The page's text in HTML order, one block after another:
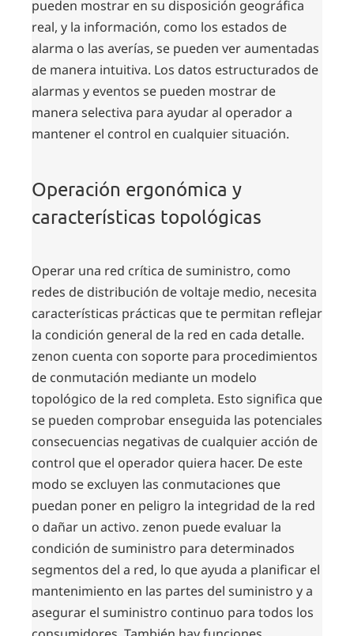
pueden mostrar en su disposición geográfica
real, y la información, como los estados de
alarma o las averías, se pueden ver aumentadas
de manera intuitiva. Los datos estructurados de
alarmas y eventos se pueden mostrar de
manera selectiva para ayudar al operador a
mantener el control en cualquier situación.
Operación ergonómica y
características topológicas
Operar una red crítica de suministro, como
redes de distribución de voltaje medio, necesita
características prácticas que te permitan reflejar
la condición general de la red en cada detalle.
zenon cuenta con soporte para procedimientos
de conmutación mediante un modelo
topológico de la red completa. Esto significa que
se pueden comprobar enseguida las potenciales
consecuencias negativas de cualquier acción de
control que el operador quiera hacer. De este
modo se excluyen las conmutaciones que
puedan poner en peligro la integridad de la red
o dañar un activo. zenon puede evaluar la
condición de suministro para determinados
segmentos del a red, lo que ayuda a planificar el
mantenimiento en las partes del suministro y a
asegurar el suministro continuo para todos los